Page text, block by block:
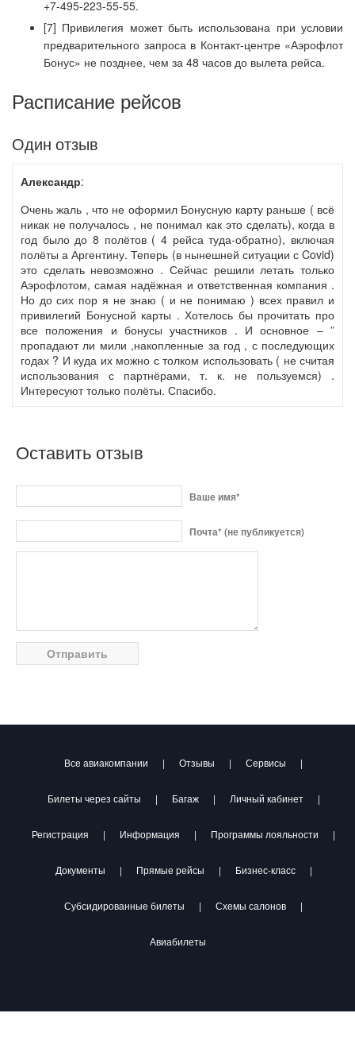
+7-495-223-55-55.
[7] Привилегия может быть использована при условии
предварительного запроса в Контакт-центре «Аэрофлот
Бонус» не позднее, чем за 48 часов до вылета рейса.
Расписание рейсов
Один отзыв
Александр:
Очень жаль , что не оформил Бонусную карту раньше ( всё
никак не получалось , не понимал как это сделать), когда в
год было до 8 полётов ( 4 рейса туда-обратно), включая
полёты а Аргентину. Теперь (в нынешней ситуации с Covid)
это сделать невозможно . Сейчас решили летать только
Аэрофлотом, самая надёжная и ответственная компания .
Но до сих пор я не знаю ( и не понимаю ) всех правил и
привилегий Бонусной карты . Хотелось бы прочитать про
все положения и бонусы участников . И основное – ”
пропадают ли мили ,накопленные за год , с последующих
годах ? И куда их можно с толком использовать ( не считая
использования с партнёрами, т. к. не пользуемся) .
Интересуют только полёты. Спасибо.
Оставить отзыв
Ваше имя*
Почта* (не публикуется)
Все авиакомпании | Отзывы | Сервисы |
Билеты через сайты | Багаж | Личный кабинет |
Регистрация | Информация | Программы лояльности |
Документы | Прямые рейсы | Бизнес-класс |
Субсидированные билеты | Схемы салонов |
Авиабилеты